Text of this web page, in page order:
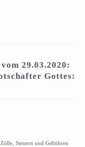
29.03.2020:
Gottes:
Steuern und Gebühren